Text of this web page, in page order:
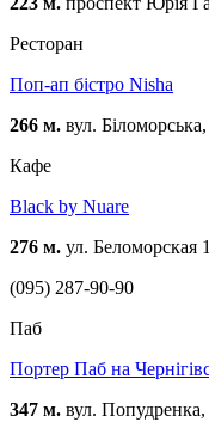
Ресторан
Поп-ап бістро Nisha
266 м. вул. Біломорська,
Кафе
Black by Nuare
276 м. ул. Беломорская
(095) 287-90-90
Паб
Портер Паб на
347 м. вул.